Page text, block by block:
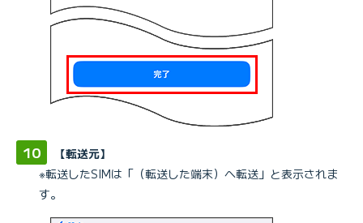
【転送元】
※転送したSIMは「（転送した端末）へ転送」と表示されま
す。